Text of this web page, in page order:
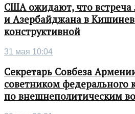
США ожидают, что
и Азербайджана в
конструктивной
31 мая 10:04
Секретарь Совбеза
советником федерального
по внешнеполитическим